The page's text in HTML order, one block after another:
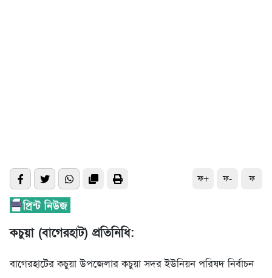
ফ+ ফ- ফ
কচুয়া (বাগেরহাট) প্রতিনিধি:
বাগেরহাটের কচুয়া উপজেলার কচুয়া সদর ইউনিয়ন পরিষদ নির্বাচন